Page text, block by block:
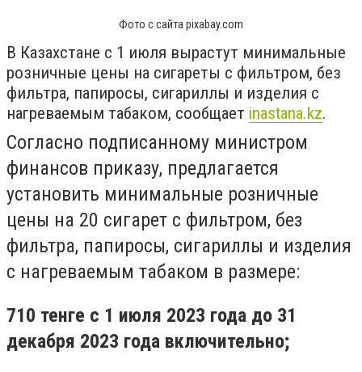
Фото с сайта pixabay.com
В Казахстане с 1 июля вырастут минимальные
розничные цены на сигареты с фильтром, без
фильтра, папиросы, сигариллы и изделия с
нагреваемым табаком, сообщает inastana.kz.
Согласно подписанному министром
финансов приказу, предлагается
установить минимальные розничные
цены на 20 сигарет с фильтром, без
фильтра, папиросы, сигариллы и изделия
с нагреваемым табаком в размере:
710 тенге с 1 июля 2023 года до 31
декабря 2023 года включительно;